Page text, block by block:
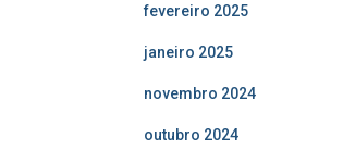
fevereiro 2025
janeiro 2025
novembro 2024
outubro 2024